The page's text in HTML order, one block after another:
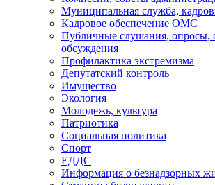
Муниципальная служба,
Кадровое обеспечение ОМС
Публичные слушания, опросы,
обсуждения
Профилактика экстремизма
Депутатский контроль
Имущество
Экология
Молодежь, культура
Патриотика
Социальная политика
Спорт
ЕДДС
Информация о безнадзорных